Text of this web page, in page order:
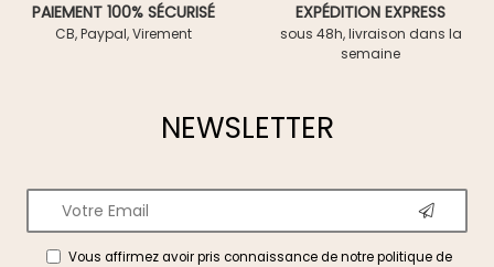
PAIEMENT 100% SÉCURISÉ
CB, Paypal, Virement
EXPÉDITION EXPRESS
sous 48h, livraison dans la
semaine
NEWSLETTER
Vous affirmez avoir pris connaissance de notrepolitique de